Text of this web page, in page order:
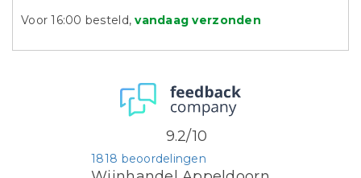
Voor 16:00 besteld,vandaag verzonden
1818 beoordelingen
9.2/10